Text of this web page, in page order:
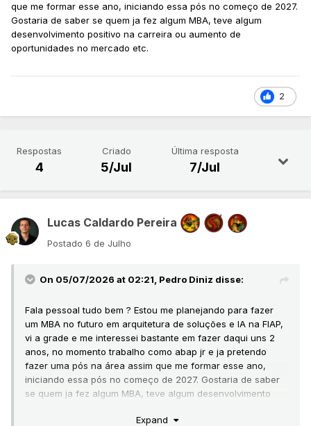
que me formar esse ano, iniciando essa pós no começo de 2027.
Gostaria de saber se quem ja fez algum MBA, teve algum
desenvolvimento positivo na carreira ou aumento de
oportunidades no mercado etc.
2
Respostas
4
Criado
5/Jul
Última resposta
7/Jul
Lucas Caldardo Pereira
Postado 6 de Julho
On 05/07/2026 at 02:21, Pedro Diniz disse:
Fala pessoal tudo bem ? Estou me planejando para fazer
um MBA no futuro em arquitetura de soluções e IA na FIAP,
vi a grade e me interessei bastante em fazer daqui uns 2
anos, no momento trabalho como abap jr e ja pretendo
fazer uma pós na área assim que me formar esse ano,
iniciando essa pós no começo de 2027. Gostaria de saber
se quem ja fez algum MBA, teve algum desenvolvimento
Expand